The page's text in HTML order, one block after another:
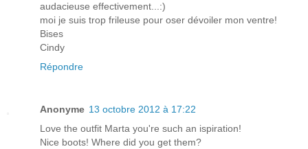
audacieuse effectivement...:)
moi je suis trop frileuse pour oser dévoiler mon ventre!
Bises
Cindy
Répondre
Anonyme 13 octobre 2012 à 17:22
Love the outfit Marta you're such an ispiration!
Nice boots! Where did you get them?